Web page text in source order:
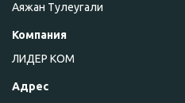
Аяжан Тулеугали
ЛИДЕР КОМ